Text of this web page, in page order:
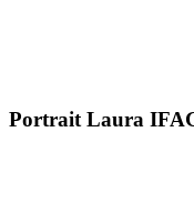
Portrait Laura